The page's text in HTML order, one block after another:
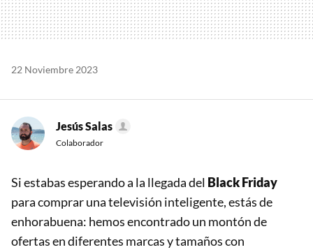
22 Noviembre 2023
Jesús Salas
Colaborador
Si estabas esperando a la llegada del Black Friday
para comprar una televisión inteligente, estás de
enhorabuena: hemos encontrado un montón de
ofertas en diferentes marcas y tamaños con